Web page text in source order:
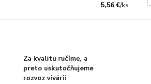
5,56 €/ks
Za kvalitu ručíme, a
preto uskutočňujeme
rozvoz vivárií